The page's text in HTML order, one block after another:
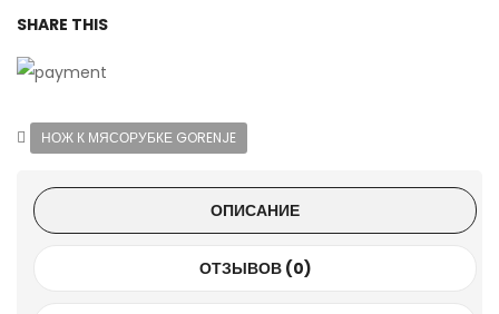
SHARE THIS
НОЖ К МЯСОРУБКЕ GORENJE
ОПИСАНИЕ
ОТЗЫВОВ (0)